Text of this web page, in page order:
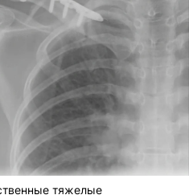
тяжелые